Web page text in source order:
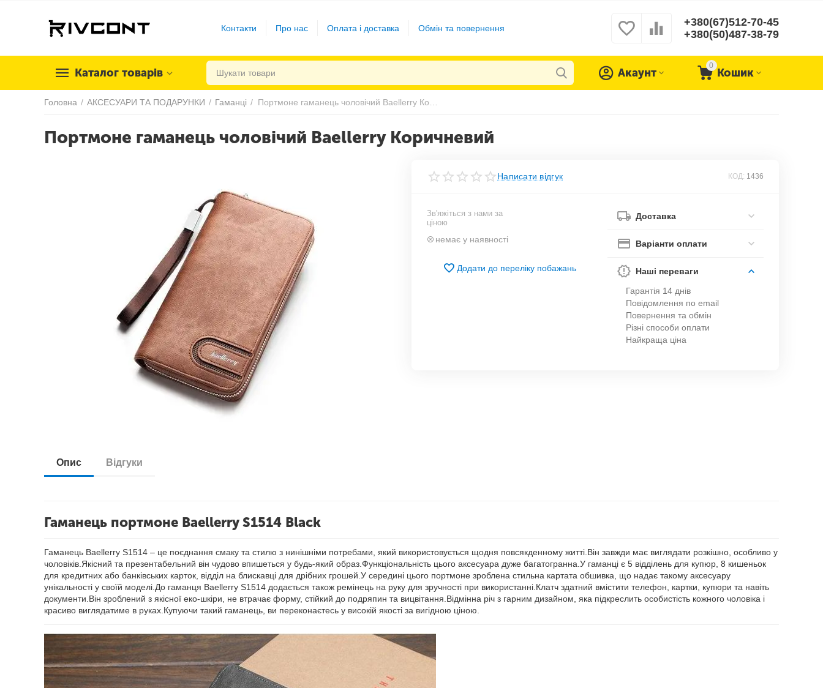
Контакти Про нас Оплата і доставка Обмін та повернення
+380(67)512-70-45
+380(50)487-38-79
Каталог товарів
0
Кошик
Акаунт
Головна / АКСЕСУАРИ ТА ПОДАРУНКИ / Гаманці /
Портмоне гаманець чоловічий Baellerry Коричневий
Написати відгук КОД: 1436
Зв'яжіться з нами за
ціною
немає у наявності
Додати до переліку побажань
Доставка
Варіанти оплати
Наші переваги
Гарантія 14 днів
Повідомлення по email
Повернення та обмін
Різні способи оплати
Найкраща ціна
Опис Відгуки
Гаманець портмоне Baellerry S1514 Black
Гаманець Baellerry S1514 – це поєднання смаку та стилю з нинішніми потребами, який використовується щодня повсякденному житті.Він завжди має виглядати розкішно, особливо у
чоловіків.Якісний та презентабельний він чудово впишеться у будь-який образ.Функціональність цього аксесуара дуже багатогранна.У гаманці є 5 відділень для купюр, 8 кишеньок
для кредитних або банківських карток, відділ на блискавці для дрібних грошей.У середині цього портмоне зроблена стильна картата обшивка, що надає такому аксесуару
унікальності у своїй моделі.До гаманця Baellerry S1514 додається також ремінець на руку для зручності при використанні.Клатч здатний вмістити телефон, картки, купюри та навіть
документи.Він зроблений з якісної еко-шкіри, не втрачає форму, стійкий до подряпин та вицвітання.Відмінна річ з гарним дизайном, яка підкреслить особистість кожного чоловіка і
красиво виглядатиме в руках.Купуючи такий гаманець, ви переконаєтесь у високій якості за вигідною ціною.